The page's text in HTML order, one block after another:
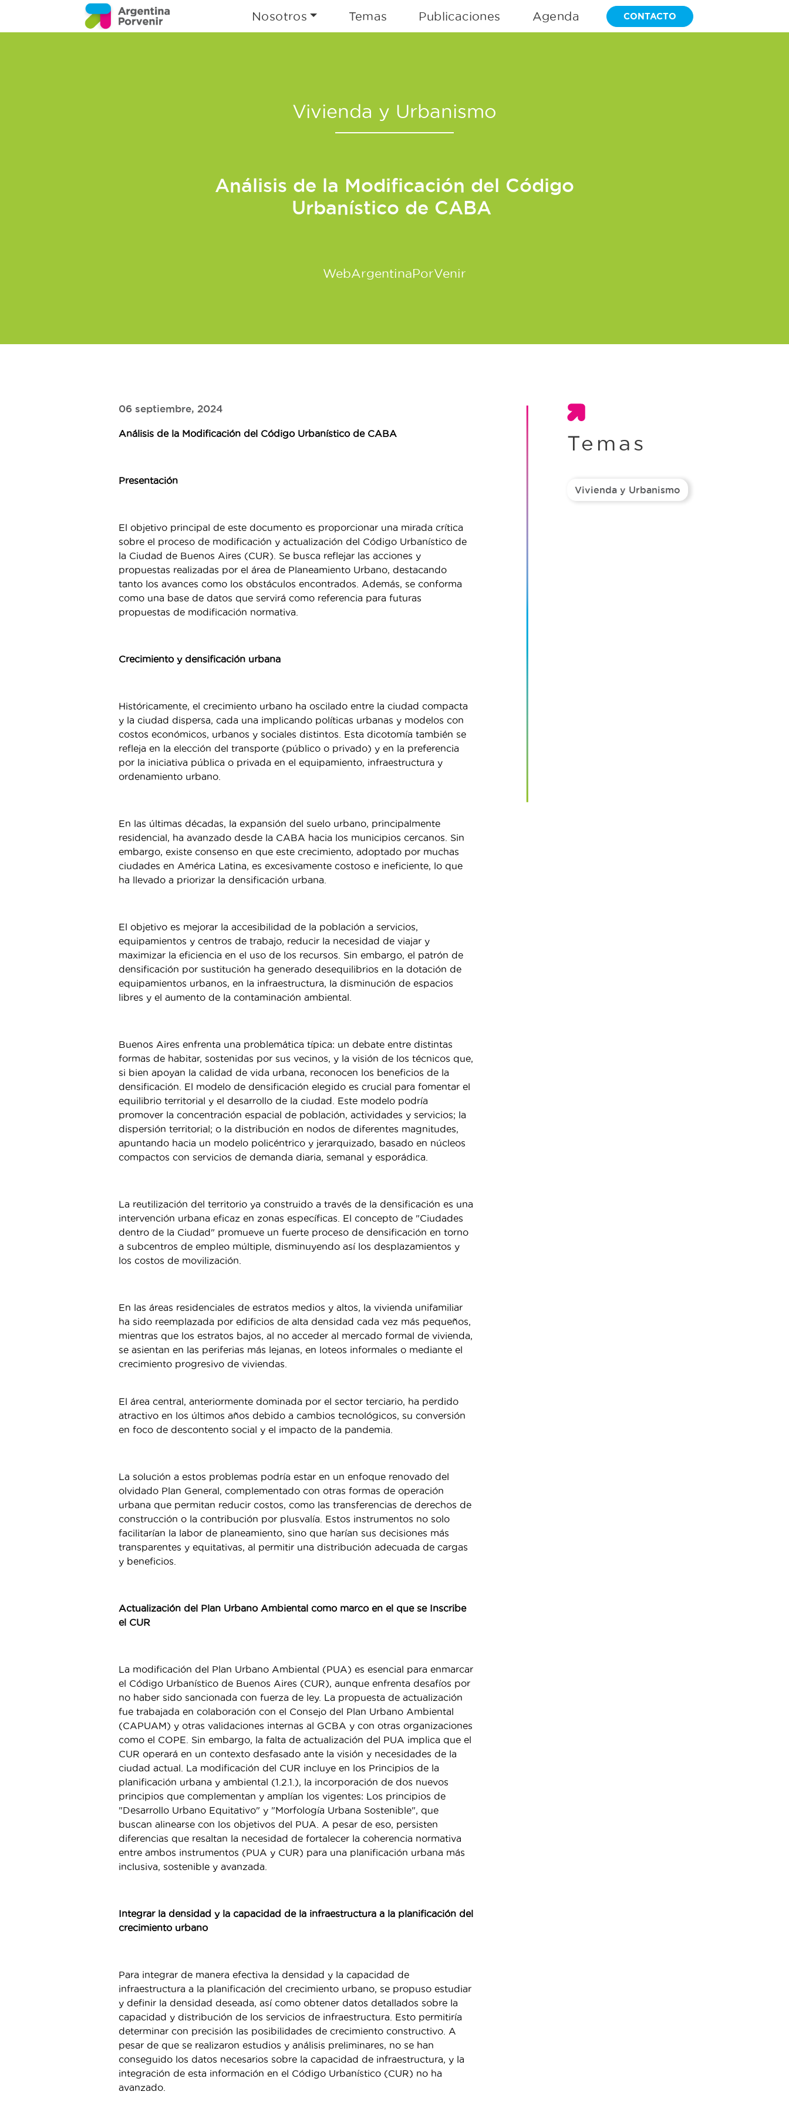
Nosotros Temas Publicaciones Agenda CONTACTO
Vivienda y Urbanismo
Análisis de la Modificación del Código
Urbanístico de CABA
WebArgentinaPorVenir
06 septiembre, 2024
Análisis de la Modificación del Código Urbanístico de CABA
Presentación
El objetivo principal de este documento es proporcionar una mirada crítica
sobre el proceso de modificación y actualización del Código Urbanístico de
la Ciudad de Buenos Aires (CUR). Se busca reflejar las acciones y
propuestas realizadas por el área de Planeamiento Urbano, destacando
tanto los avances como los obstáculos encontrados. Además, se conforma
como una base de datos que servirá como referencia para futuras
propuestas de modificación normativa.
Crecimiento y densificación urbana
Históricamente, el crecimiento urbano ha oscilado entre la ciudad compacta
y la ciudad dispersa, cada una implicando políticas urbanas y modelos con
costos económicos, urbanos y sociales distintos. Esta dicotomía también se
refleja en la elección del transporte (público o privado) y en la preferencia
por la iniciativa pública o privada en el equipamiento, infraestructura y
ordenamiento urbano.
En las últimas décadas, la expansión del suelo urbano, principalmente
residencial, ha avanzado desde la CABA hacia los municipios cercanos. Sin
embargo, existe consenso en que este crecimiento, adoptado por muchas
ciudades en América Latina, es excesivamente costoso e ineficiente, lo que
ha llevado a priorizar la densificación urbana.
El objetivo es mejorar la accesibilidad de la población a servicios,
equipamientos y centros de trabajo, reducir la necesidad de viajar y
maximizar la eficiencia en el uso de los recursos. Sin embargo, el patrón de
densificación por sustitución ha generado desequilibrios en la dotación de
equipamientos urbanos, en la infraestructura, la disminución de espacios
libres y el aumento de la contaminación ambiental.
Buenos Aires enfrenta una problemática típica: un debate entre distintas
formas de habitar, sostenidas por sus vecinos, y la visión de los técnicos que,
si bien apoyan la calidad de vida urbana, reconocen los beneficios de la
densificación. El modelo de densificación elegido es crucial para fomentar el
equilibrio territorial y el desarrollo de la ciudad. Este modelo podría
promover la concentración espacial de población, actividades y servicios; la
dispersión territorial; o la distribución en nodos de diferentes magnitudes,
apuntando hacia un modelo policéntrico y jerarquizado, basado en núcleos
compactos con servicios de demanda diaria, semanal y esporádica.
La reutilización del territorio ya construido a través de la densificación es una
intervención urbana eficaz en zonas específicas. El concepto de "Ciudades
dentro de la Ciudad" promueve un fuerte proceso de densificación en torno
a subcentros de empleo múltiple, disminuyendo así los desplazamientos y
los costos de movilización.
En las áreas residenciales de estratos medios y altos, la vivienda unifamiliar
ha sido reemplazada por edificios de alta densidad cada vez más pequeños,
mientras que los estratos bajos, al no acceder al mercado formal de vivienda,
se asientan en las periferias más lejanas, en loteos informales o mediante el
crecimiento progresivo de viviendas.
El área central, anteriormente dominada por el sector terciario, ha perdido
atractivo en los últimos años debido a cambios tecnológicos, su conversión
en foco de descontento social y el impacto de la pandemia.
La solución a estos problemas podría estar en un enfoque renovado del
olvidado Plan General, complementado con otras formas de operación
urbana que permitan reducir costos, como las transferencias de derechos de
construcción o la contribución por plusvalía. Estos instrumentos no solo
facilitarían la labor de planeamiento, sino que harían sus decisiones más
transparentes y equitativas, al permitir una distribución adecuada de cargas
y beneficios.
Actualización del Plan Urbano Ambiental como marco en el que se Inscribe
el CUR
La modificación del Plan Urbano Ambiental (PUA) es esencial para enmarcar
el Código Urbanístico de Buenos Aires (CUR), aunque enfrenta desafíos por
no haber sido sancionada con fuerza de ley. La propuesta de actualización
fue trabajada en colaboración con el Consejo del Plan Urbano Ambiental
(CAPUAM) y otras validaciones internas al GCBA y con otras organizaciones
como el COPE. Sin embargo, la falta de actualización del PUA implica que el
CUR operará en un contexto desfasado ante la visión y necesidades de la
ciudad actual. La modificación del CUR incluye en los Principios de la
planificación urbana y ambiental (1.2.1.), la incorporación de dos nuevos
principios que complementan y amplían los vigentes: Los principios de
"Desarrollo Urbano Equitativo" y "Morfología Urbana Sostenible", que
buscan alinearse con los objetivos del PUA. A pesar de eso, persisten
diferencias que resaltan la necesidad de fortalecer la coherencia normativa
entre ambos instrumentos (PUA y CUR) para una planificación urbana más
inclusiva, sostenible y avanzada.
Integrar la densidad y la capacidad de la infraestructura a la planificación del
crecimiento urbano
Para integrar de manera efectiva la densidad y la capacidad de
infraestructura a la planificación del crecimiento urbano, se propuso estudiar
y definir la densidad deseada, así como obtener datos detallados sobre la
capacidad y distribución de los servicios de infraestructura. Esto permitiría
determinar con precisión las posibilidades de crecimiento constructivo. A
pesar de que se realizaron estudios y análisis preliminares, no se han
conseguido los datos necesarios sobre la capacidad de infraestructura, y la
integración de esta información en el Código Urbanístico (CUR) no ha
avanzado.
Temas
Vivienda y Urbanismo